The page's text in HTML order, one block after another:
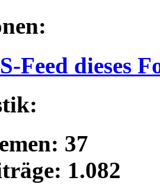
Feed dieses
37
1.082